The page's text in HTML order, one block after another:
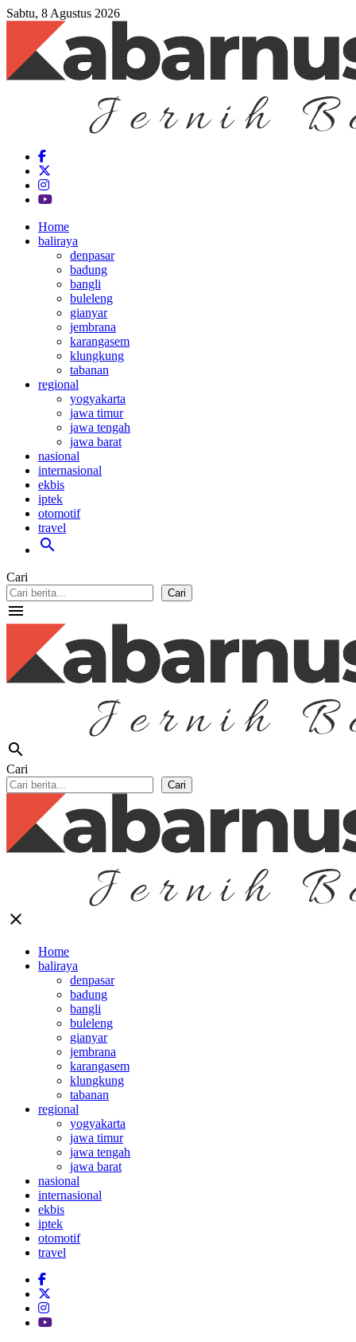
Sabtu, 8 Agustus 2026
Home
baliraya
denpasar
badung
bangli
buleleng
gianyar
jembrana
karangasem
klungkung
tabanan
regional
yogyakarta
jawa timur
jawa tengah
jawa barat
nasional
internasional
ekbis
iptek
otomotif
travel
search
Cari
Cari
menu
search
Cari
Cari
close
Home
baliraya
denpasar
badung
bangli
buleleng
gianyar
jembrana
karangasem
klungkung
tabanan
regional
yogyakarta
jawa timur
jawa tengah
jawa barat
nasional
internasional
ekbis
iptek
otomotif
travel